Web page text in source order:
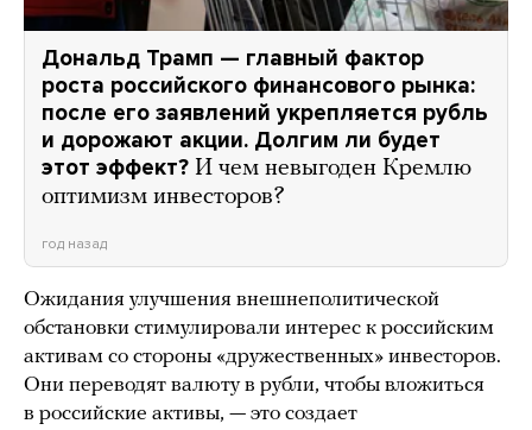
Дональд Трамп — главный фактор
роста российского финансового рынка:
после его заявлений укрепляется рубль
и дорожают акции. Долгим ли будет
этот эффект? И чем невыгоден Кремлю
оптимизм инвесторов?
год назад
Ожидания улучшения внешнеполитической
обстановки стимулировали интерес к российским
активам со стороны «дружественных» инвесторов.
Они переводят валюту в рубли, чтобы вложиться
в российские активы, — это создает